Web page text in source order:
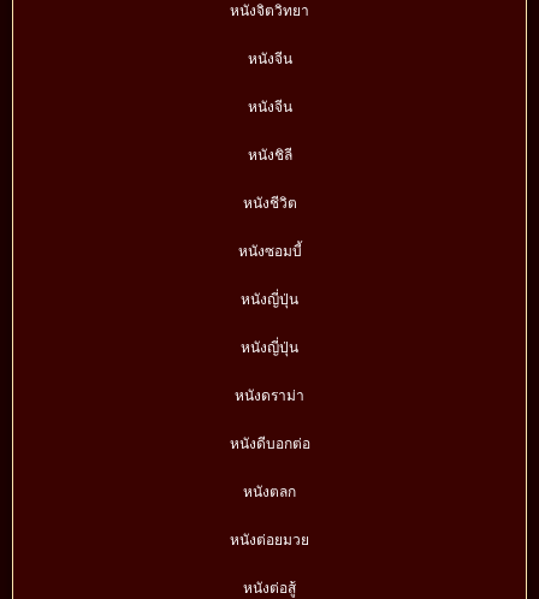
หนังจิตวิทยา
หนังจีน
หนังจีน
หนังชิลี
หนังชีวิต
หนังซอมบี้
หนังญี่ปุ่น
หนังญี่ปุ่น
หนังดราม่า
หนังดีบอกต่อ
หนังตลก
หนังต่อยมวย
หนังต่อสู้